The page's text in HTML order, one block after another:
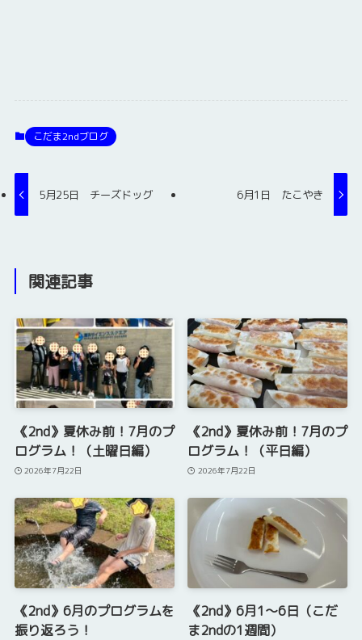
こだま2ndブログ
5月25日 チーズドッグ 6月1日 たこやき
関連記事
《2nd》夏休み前！7月のプ
ログラム！（土曜日編）
2026年7月22日
《2nd》夏休み前！7月のプ
ログラム！（平日編）
2026年7月22日
《2nd》6月のプログラムを
振り返ろう！
《2nd》6月1～6日（こだ
ま2ndの1週間）